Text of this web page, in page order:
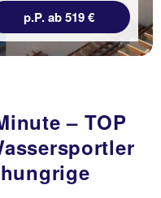
p.P. ab 519 €
– TOP